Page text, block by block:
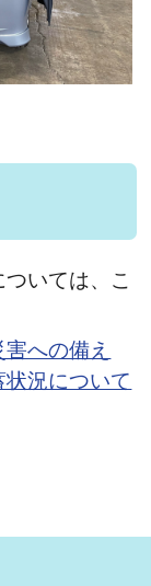
いては、こ
への備え
況について